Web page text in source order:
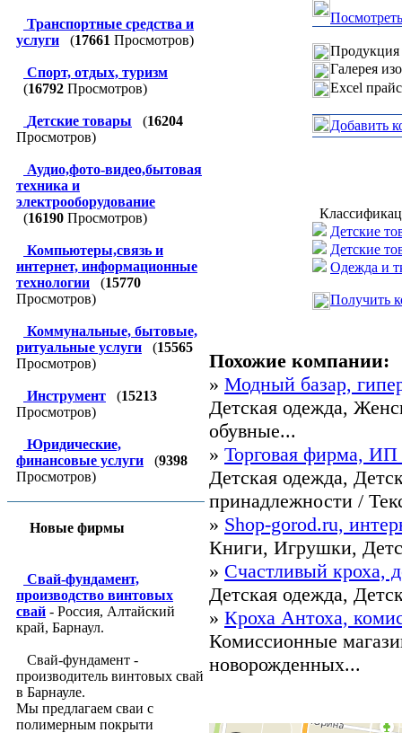
Транспортные средства и
услуги
(17661 Просмотров)
Спорт, отдых, туризм
(16792 Просмотров)
Детские товары (16204
Просмотров)
Аудио,фото-видео,бытовая
техника и
электрооборудование
(16190 Просмотров)
Компьютеры,связь и
интернет, информационные
технологии
(15770
Просмотров)
Коммунальные, бытовые,
ритуальные услуги
(15565
Просмотров)
Инструмент (15213
Просмотров)
Юридические,
финансовые услуги
(9398
Просмотров)
Новые фирмы
Свай-фундамент,
производство винтовых
свай - Россия, Алтайский
край, Барнаул.
Свай-фундамент -
производитель винтовых свай
в Барнауле.
Мы предлагаем сваи с
полимерным покрыти
Продукция
Галерея
Excel
Добавить
Детские
Детские
Одежда и
Получить
Похожие компании:
» Модный базар,
Детская одежда,
обувные...
» Торговая фирма,
Детская одежда,
принадлежности /
» Shop-gorod.ru,
Книги, Игрушки,
» Счастливый кроха,
Детская одежда,
» Кроха Антоха,
Комиссионные
новорожденных...